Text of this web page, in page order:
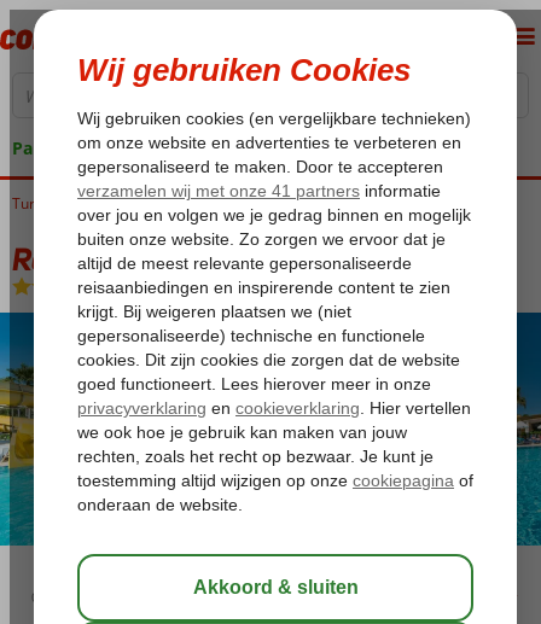
Pakketgarantie
Home
Turkije Turkse Riviera Side Colakli Royal Atlantis Beach
Royal Atlantis Beach
Ultra All Inclusive-Hotel
03:45 aug 33°C